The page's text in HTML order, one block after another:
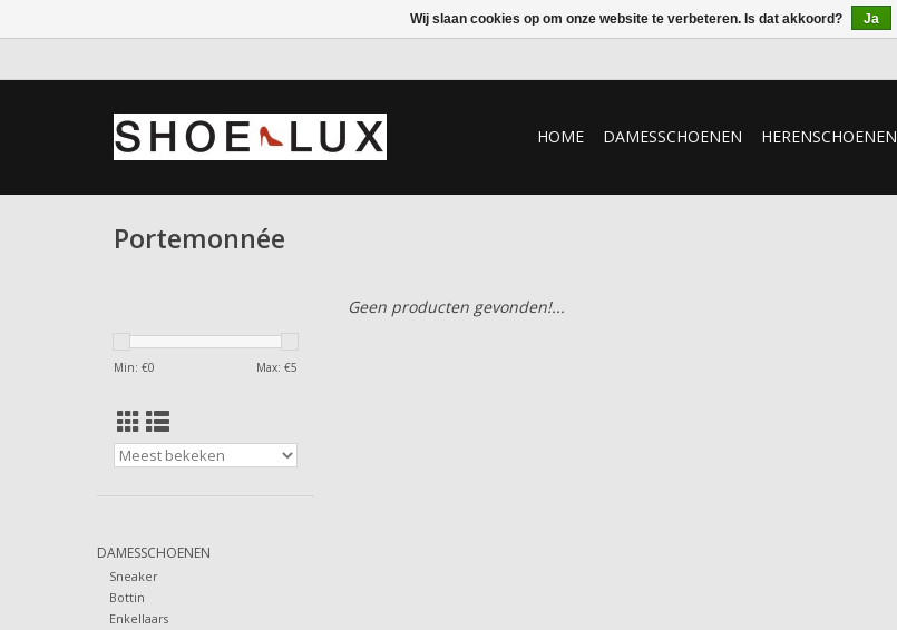
HOME DAMESSCHOENEN HERENSCHOENEN
Portemonnée
Min: €0 Max: €5
DAMESSCHOENEN
Sneaker
Bottin
Enkellaars
Geen producten gevonden!...
Wij slaan cookies op om onze website te verbeteren. Is dat akkoord? Ja